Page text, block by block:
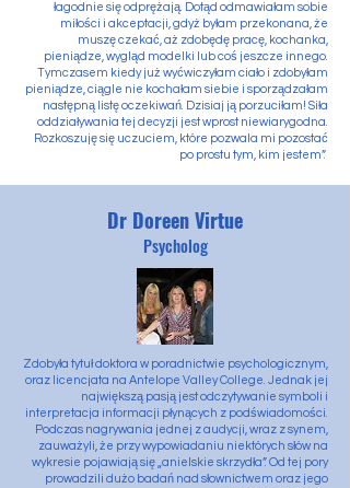
łagodnie się odprężają. Dotąd odmawiałam sobie
miłości i akceptacji, gdyż byłam przekonana, że
muszę czekać, aż zdobędę pracę, kochanka,
pieniądze, wygląd modelki lub coś jeszcze innego.
Tymczasem kiedy już wyćwiczyłam ciało i zdobyłam
pieniądze, ciągle nie kochałam siebie i sporządzałam
następną listę oczekiwań. Dzisiaj ją porzuciłam! Siła
oddziaływania tej decyzji jest wprost niewiarygodna.
Rozkoszuję się uczuciem, które pozwala mi pozostać
po prostu tym, kim jestem”.
Dr Doreen Virtue
Psycholog
Zdobyła tytuł doktora w poradnictwie psychologicznym,
oraz licencjata na Antelope Valley College. Jednak jej
największą pasją jest odczytywanie symboli i
interpretacja informacji płynących z podświadomości.
Podczas nagrywania jednej z audycji, wraz z synem,
zauważyli, że przy wypowiadaniu niektórych słów na
wykresie pojawiają się „anielskie skrzydła”. Od tej pory
prowadzili dużo badań nad słownictwem oraz jego